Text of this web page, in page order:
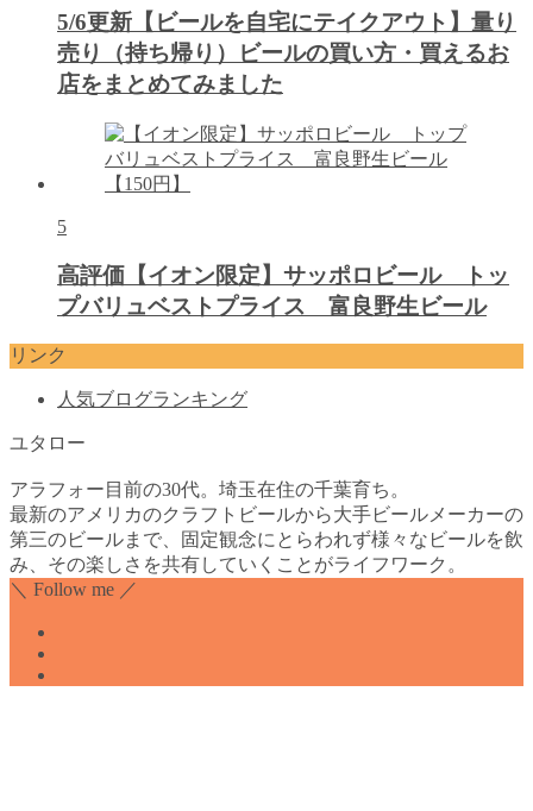
5/6更新【ビールを自宅にテイクアウト】量り
売り（持ち帰り）ビールの買い方・買えるお
店をまとめてみました
5
高評価【イオン限定】サッポロビール トッ
プバリュベストプライス 富良野生ビール
リンク
人気ブログランキング
ユタロー
アラフォー目前の30代。埼玉在住の千葉育ち。
最新のアメリカのクラフトビールから大手ビールメーカーの
第三のビールまで、固定観念にとらわれず様々なビールを飲
み、その楽しさを共有していくことがライフワーク。
＼ Follow me ／